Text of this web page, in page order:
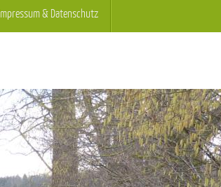
Impressum & Datenschutz